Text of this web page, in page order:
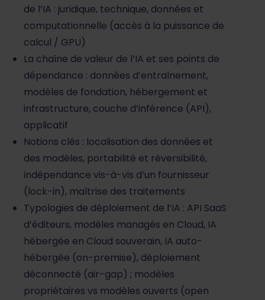
de l’IA : juridique, technique, données et
computationnelle (accès à la puissance de
calcul / GPU)
La chaîne de valeur de l’IA et ses points de
dépendance : données d’entraînement,
modèles de fondation, hébergement et
infrastructure, couche d’inférence (API),
applicatif
Notions clés : localisation des données et
des modèles, portabilité et réversibilité,
indépendance vis-à-vis d’un fournisseur
(lock-in), maîtrise des traitements
Typologies de déploiement de l’IA : API SaaS
d’éditeurs, modèles managés en Cloud, IA
hébergée en Cloud souverain, IA auto-
hébergée (on-premise), déploiement
déconnecté (air-gap) ; modèles
propriétaires vs modèles ouverts (open